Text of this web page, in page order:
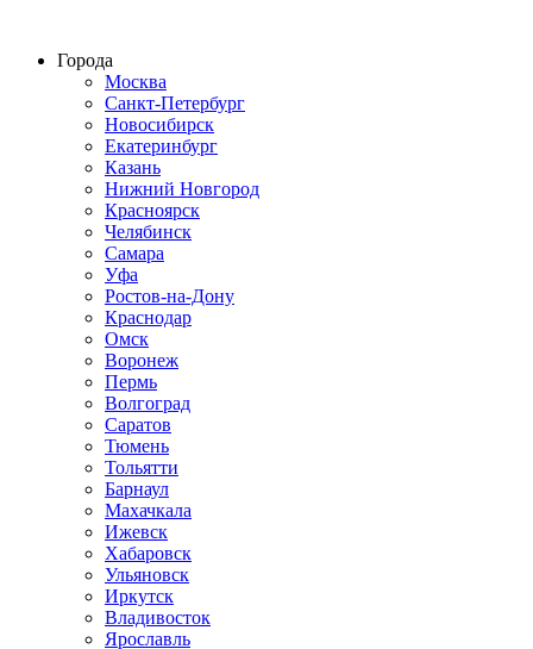
Города
Москва
Санкт-Петербург
Новосибирск
Екатеринбург
Казань
Нижний Новгород
Красноярск
Челябинск
Самара
Уфа
Ростов-на-Дону
Краснодар
Омск
Воронеж
Пермь
Волгоград
Саратов
Тюмень
Тольятти
Барнаул
Махачкала
Ижевск
Хабаровск
Ульяновск
Иркутск
Владивосток
Ярославль